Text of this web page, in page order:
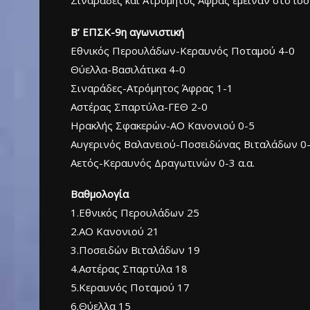
Β’ ΕΠΣΚ-9η αγωνιστική
Εθνικός Περουλάδων-Κεραυνός Ποταμού 4-0
Θύελλα-Βασιλάτικα 4-0
Σιναράδες-Ατρόμητος Άφρας 1-1
Αστέρας Σπαρτύλα-ΓΕΘ 2-0
Ηρακλής Σφακερών-ΑΟ Κανονιού 0-5
Αυγερινός Βαλανειού-Ποσειδώνας Βιταλάδων
Αετός-Κεραυνός Δραγωτινών 0-3 α.α.
Bαθμολογία
1.Εθνικός Περουλάδων 25
2.ΑΟ Κανονιού 21
3.Ποσειδών Βιταλάδων 19
4.Αστέρας Σπαρτύλα 18
5.Κεραυνός Ποταμού 17
6.Θύελλα 15